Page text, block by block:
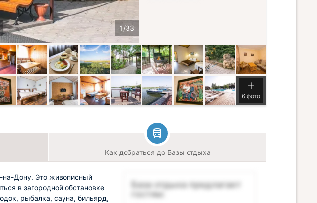
6 фото
Как добраться до Базы отдыха
База отдыха предлагает
гостям:
на-Дону. Это живописный
в загородной обстановке
рыбалка, сауна, бильярд,